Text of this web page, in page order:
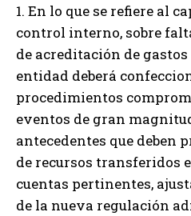
1. En lo que se refiere al
control interno, sobre
de acreditación de
entidad deberá
procedimientos
eventos de gran
antecedentes que deben
de recursos transferidos
cuentas pertinentes,
de la nueva regulación